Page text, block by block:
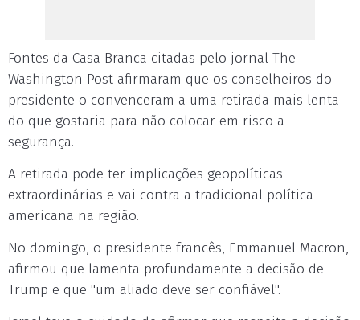
Fontes da Casa Branca citadas pelo jornal The
Washington Post afirmaram que os conselheiros do
presidente o convenceram a uma retirada mais lenta
do que gostaria para não colocar em risco a
segurança.
A retirada pode ter implicações geopolíticas
extraordinárias e vai contra a tradicional política
americana na região.
No domingo, o presidente francês, Emmanuel Macron,
afirmou que lamenta profundamente a decisão de
Trump e que "um aliado deve ser confiável".